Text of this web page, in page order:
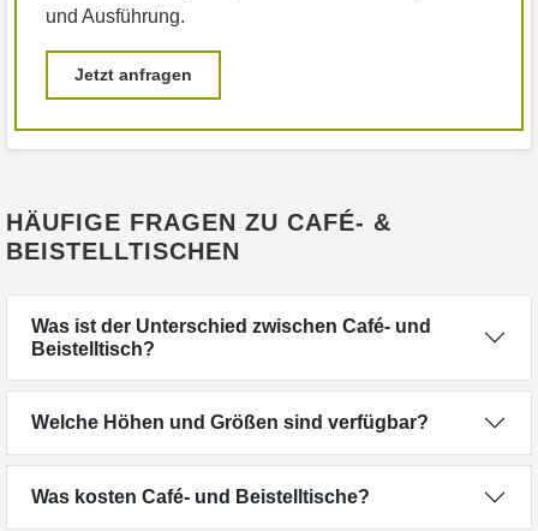
und Ausführung.
Jetzt anfragen
HÄUFIGE FRAGEN ZU CAFÉ- &
BEISTELLTISCHEN
Was ist der Unterschied zwischen Café- und
Beistelltisch?
Welche Höhen und Größen sind verfügbar?
Was kosten Café- und Beistelltische?